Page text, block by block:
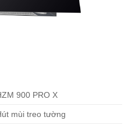
900 PRO X
mùi treo tường